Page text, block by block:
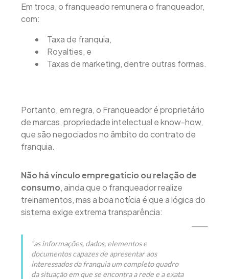
Em troca, o franqueado remunera o franqueador,
com:
Taxa de franquia,
Royalties, e
Taxas de marketing, dentre outras formas.
Portanto, em regra, o Franqueador é proprietário
de marcas, propriedade intelectual e know-how,
que são negociados no âmbito do contrato de
franquia.
Não há vínculo empregatício ou relação de
consumo, ainda que o franqueador realize
treinamentos, mas a boa notícia é que a lógica do
sistema exige extrema transparência:
“as informações, dados, elementos e
documentos capazes de apresentar aos
interessados da franquia um completo quadro
da situação em que se encontra a rede e a exata